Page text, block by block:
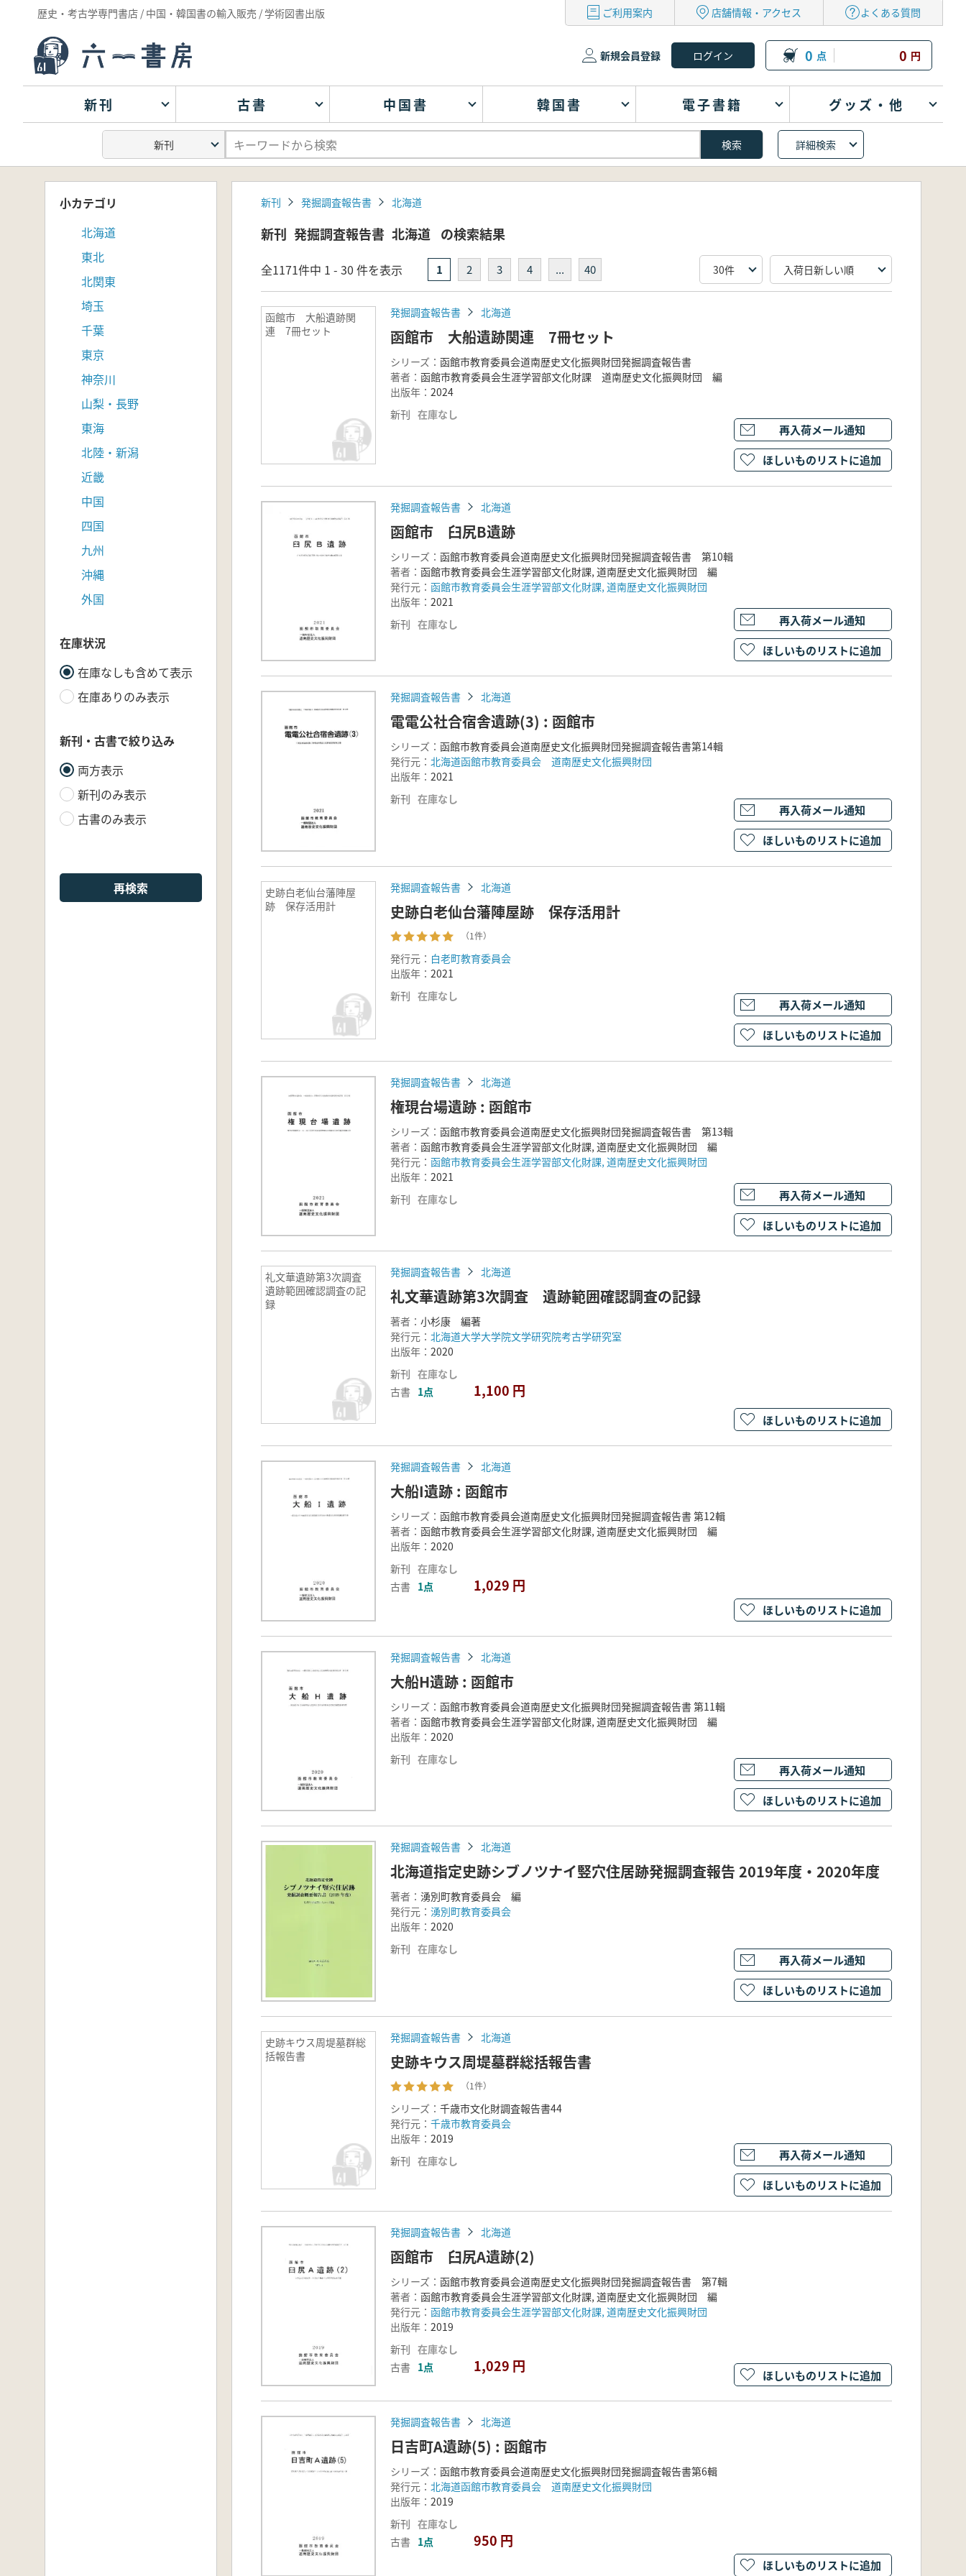
歴史・考古学専門書店 / 中国・韓国書の輸入販売 / 学術図書出版 ご利用案内 店舗情報・アクセス よくある質問
新規会員登録 0 点 0 円
新刊 古書 中国書 韓国書 電子書籍 グッズ・他
詳細検索
小カテゴリ
北海道
東北
北関東
埼玉
千葉
東京
神奈川
山梨・長野
東海
北陸・新潟
近畿
中国
四国
九州
沖縄
外国
在庫状況
在庫なしも含めて表示
在庫ありのみ表示
新刊・古書で絞り込み
両方表示
新刊のみ表示
古書のみ表示
再検索
新刊 発掘調査報告書 北海道
新刊 発掘調査報告書 北海道 の検索結果
全1171件中 1 - 30 件を表示 1 2 3 4 ... 40
函館市 大船遺跡関
連 7冊セット
発掘調査報告書 北海道
函館市 大船遺跡関連 7冊セット
シリーズ： 函館市教育委員会道南歴史文化振興財団発掘調査報告書
著者： 函館市教育委員会生涯学習部文化財課 道南歴史文化振興財団 編
出版年： 2024
新刊 在庫なし
再入荷メール通知
ほしいものリストに追加
発掘調査報告書 北海道
函館市 臼尻B遺跡
シリーズ： 函館市教育委員会道南歴史文化振興財団発掘調査報告書 第10輯
著者： 函館市教育委員会生涯学習部文化財課, 道南歴史文化振興財団 編
発行元： 函館市教育委員会生涯学習部文化財課, 道南歴史文化振興財団
出版年： 2021
新刊 在庫なし
再入荷メール通知
ほしいものリストに追加
発掘調査報告書 北海道
電電公社合宿舎遺跡(3) : 函館市
シリーズ： 函館市教育委員会道南歴史文化振興財団発掘調査報告書第14輯
発行元： 北海道函館市教育委員会 道南歴史文化振興財団
出版年： 2021
新刊 在庫なし
再入荷メール通知
ほしいものリストに追加
史跡白老仙台藩陣屋
跡 保存活用計
発掘調査報告書 北海道
史跡白老仙台藩陣屋跡 保存活用計
（1件）
発行元： 白老町教育委員会
出版年： 2021
新刊 在庫なし
再入荷メール通知
ほしいものリストに追加
発掘調査報告書 北海道
権現台場遺跡 : 函館市
シリーズ： 函館市教育委員会道南歴史文化振興財団発掘調査報告書 第13輯
著者： 函館市教育委員会生涯学習部文化財課, 道南歴史文化振興財団 編
発行元： 函館市教育委員会生涯学習部文化財課, 道南歴史文化振興財団
出版年： 2021
新刊 在庫なし
再入荷メール通知
ほしいものリストに追加
礼文華遺跡第3次調査
遺跡範囲確認調査の記
録
発掘調査報告書 北海道
礼文華遺跡第3次調査 遺跡範囲確認調査の記録
著者： 小杉康 編著
発行元： 北海道大学大学院文学研究院考古学研究室
出版年： 2020
新刊 在庫なし
古書 1点 1,100 円
ほしいものリストに追加
発掘調査報告書 北海道
大船I遺跡 : 函館市
シリーズ： 函館市教育委員会道南歴史文化振興財団発掘調査報告書 第12輯
著者： 函館市教育委員会生涯学習部文化財課, 道南歴史文化振興財団 編
出版年： 2020
新刊 在庫なし
古書 1点 1,029 円
ほしいものリストに追加
発掘調査報告書 北海道
大船H遺跡 : 函館市
シリーズ： 函館市教育委員会道南歴史文化振興財団発掘調査報告書 第11輯
著者： 函館市教育委員会生涯学習部文化財課, 道南歴史文化振興財団 編
出版年： 2020
新刊 在庫なし
再入荷メール通知
ほしいものリストに追加
発掘調査報告書 北海道
北海道指定史跡シブノツナイ竪穴住居跡発掘調査報告 2019年度・2020年度
著者： 湧別町教育委員会 編
発行元： 湧別町教育委員会
出版年： 2020
新刊 在庫なし
再入荷メール通知
ほしいものリストに追加
史跡キウス周堤墓群総
括報告書
発掘調査報告書 北海道
史跡キウス周堤墓群総括報告書
（1件）
シリーズ： 千歳市文化財調査報告書44
発行元： 千歳市教育委員会
出版年： 2019
新刊 在庫なし
再入荷メール通知
ほしいものリストに追加
発掘調査報告書 北海道
函館市 臼尻A遺跡(2)
シリーズ： 函館市教育委員会道南歴史文化振興財団発掘調査報告書 第7輯
著者： 函館市教育委員会生涯学習部文化財課, 道南歴史文化振興財団 編
発行元： 函館市教育委員会生涯学習部文化財課, 道南歴史文化振興財団
出版年： 2019
新刊 在庫なし
古書 1点 1,029 円
ほしいものリストに追加
発掘調査報告書 北海道
日吉町A遺跡(5) : 函館市
シリーズ： 函館市教育委員会道南歴史文化振興財団発掘調査報告書第6輯
発行元： 北海道函館市教育委員会 道南歴史文化振興財団
出版年： 2019
新刊 在庫なし
古書 1点 950 円
ほしいものリストに追加